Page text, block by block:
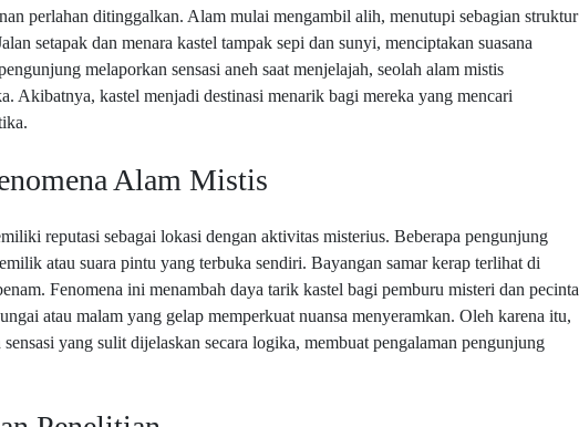
perlahan ditinggalkan. Alam mulai mengambil alih, menutupi sebagian struktur
setapak dan menara kastel tampak sepi dan sunyi, menciptakan suasana
melaporkan sensasi aneh saat menjelajah, seolah alam mistis
Akibatnya, kastel menjadi destinasi menarik bagi mereka yang mencari
Alam Mistis
reputasi sebagai lokasi dengan aktivitas misterius. Beberapa pengunjung
atau suara pintu yang terbuka sendiri. Bayangan samar kerap terlihat di
Fenomena ini menambah daya tarik kastel bagi pemburu misteri dan pecinta
atau malam yang gelap memperkuat nuansa menyeramkan. Oleh karena itu,
yang sulit dijelaskan secara logika, membuat pengalaman pengunjung